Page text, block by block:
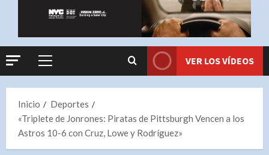
Menú
VER LOS VÍDEOS
Inicio
Deportes
«Triplete de Jonrones: Piratas de Pittsburgh Vencen a los
Astros 10-6 con Cruz, Lowe y Rodríguez»